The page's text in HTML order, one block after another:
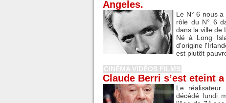
Angeles.
Le N° 6 nous
rôle du N° 6
dans la ville de
Né à Long
d'origine
est plutôt
CINÉMA VIDÉOS FILMS
Claude Berri s’est eteint a
Le
décédé lundi